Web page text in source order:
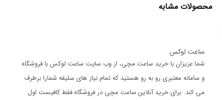
محصولات مشابه
ساعت لوکس
شما عزیزان با خرید ساعت مچی، از وب سایت ساعت لوکس با فروشگاه
و سامانه معتبری رو به رو هستید که تمام نیاز های سلیقه شمارا برطرف
می کند. برای خرید آنلاین ساعت مچی در فروشگاه فقط کافیست اول